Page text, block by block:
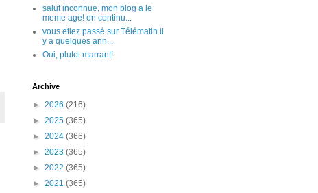
salut inconnue, mon blog a le
meme age! on continu...
vous etiez passé sur Télématin il
y a quelques ann...
Oui, plutot marrant!
Archive
► 2026 (216)
► 2025 (365)
► 2024 (366)
► 2023 (365)
► 2022 (365)
► 2021 (365)